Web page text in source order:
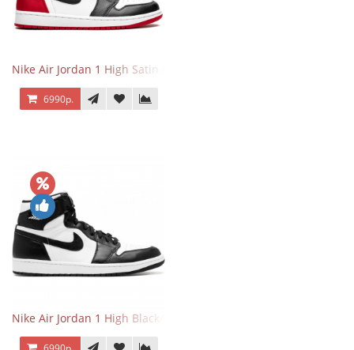
Nike Air Jordan 1 High Satin Black Toe
6990р.
Nike Air Jordan 1 High Black/White